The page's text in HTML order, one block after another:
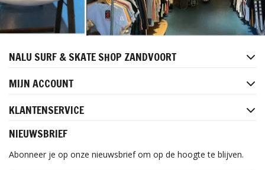
NALU SURF & SKATE SHOP ZANDVOORT
MIJN ACCOUNT
KLANTENSERVICE
NIEUWSBRIEF
Abonneer je op onze nieuwsbrief om op de hoogte te blijven.